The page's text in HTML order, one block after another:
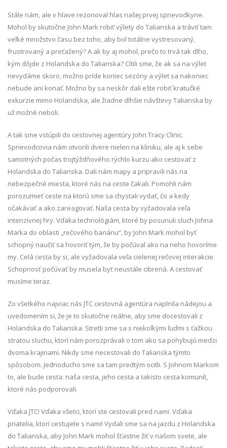
Stále nám, ale v hlave rezonoval hlas našej prvej sprievodkyne.
Mohol by skutočne John Mark robiť výlety do Talianska a tráviť tam
veľké množstvo času bez toho, aby bol totálne vystresovaný,
frustrovaný a preťažený? A ak by aj mohol, prečo to trvá tak dlho,
kým dôjde z Holandska do Talianska? Cítili sme, že ak sa na výlet
nevydáme skoro, možno príde koniec sezóny a výlet sa nakoniec
nebude ani konať. Možno by sa neskôr dali ešte robiť kratučké
exkurzie mimo Holandska, ale žiadne dlhšie návštevy Talianska by
už možné neboli.
A tak sme vstúpili do cestovnej agentúry John Tracy Clinic.
Sprievodcovia nám otvorili dvere nielen na kliniku, ale aj k sebe
samotných počas trojtýždňového rýchlo kurzu ako cestovať z
Holandska do Talianska. Dali nám mapy a pripravili nás na
nebezpečné miesta, ktoré nás na ceste čakali. Pomohli nám
porozumieť ceste na ktorú sme sa chystali vydať, čo a kedy
očakávať a ako zareagovať. Naša cesta by vyžadovala veľa
intenzívnej hry. Vďaka technológiám, ktoré by posunuli sluch Johna
Marka do oblasti „rečového banánu“, by John Mark mohol byť
schopný naučiť sa hovoriť tým, že by počúval ako na neho hovoríme
my. Celá cesta by si, ale vyžadovala veľa cielenej rečovej interakcie.
Schopnosť počúvať by musela byť neustále cibrená. A cestovať
musíme teraz.
Zo všetkého najviac nás JTC cestovná agentúra naplnila nádejou a
uvedomením si, že je to skutočne reálne, aby sme docestovali z
Holandska do Talianska. Stretli sme sa s niekoľkými ľuďmi s ťažkou
stratou sluchu, ktorí nám porozprávali o tom ako sa pohybujú medzi
dvoma krajinami. Nikdy sme necestovali do Talianska týmto
spôsobom. Jednoducho sme sa tam predtým ocitli. S Johnom Markom
to, ale bude cesta: naša cesta, jeho cesta a takisto cesta komunít,
ktoré nás podporovali.
Vďaka JTC! Vďaka všetci, ktorí ste cestovali pred nami. Vďaka
priatelia, ktorí cestujete s nami! Vydali sme sa na jazdu z Holandska
do Talianska, aby John Mark mohol šťastne žiť v našom svete, ale